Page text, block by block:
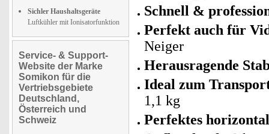
Sichler Haushaltsgeräte
Luftkühler mit Ionisatorfunktion
Service- & Support-
Website der Marke
Somikon für die
Vertriebsgebiete
Deutschland,
Österreich und
Schweiz
Schnell &
Perfekt auch für
Neiger
Herausragende
Ideal zum
1,1 kg
Perfektes